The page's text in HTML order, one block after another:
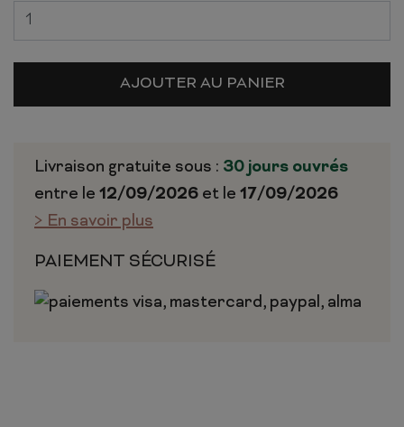
AJOUTER AU PANIER
Livraison gratuite sous : 30 jours ouvrés
entre le 12/09/2026 et le 17/09/2026
> En savoir plus
PAIEMENT SÉCURISÉ